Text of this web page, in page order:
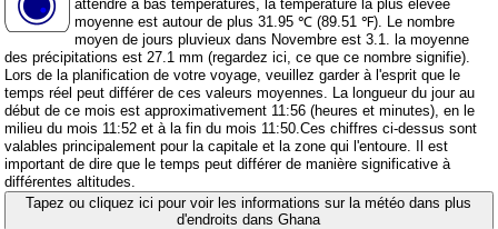
attendre à bas températures, la température la plus élevée
moyenne est autour de plus 31.95 ℃ (89.51 ℉). Le nombre
moyen de jours pluvieux dans Novembre est 3.1. la moyenne
des précipitations est 27.1 mm (regardez ici, ce que ce nombre signifie).
Lors de la planification de votre voyage, veuillez garder à l'esprit que le
temps réel peut différer de ces valeurs moyennes. La longueur du jour au
début de ce mois est approximativement 11:56 (heures et minutes), en le
milieu du mois 11:52 et à la fin du mois 11:50.Ces chiffres ci-dessus sont
valables principalement pour la capitale et la zone qui l'entoure. Il est
important de dire que le temps peut différer de manière significative à
différentes altitudes.
Tapez ou cliquez ici pour voir les informations sur la météo dans plus
d'endroits dans Ghana